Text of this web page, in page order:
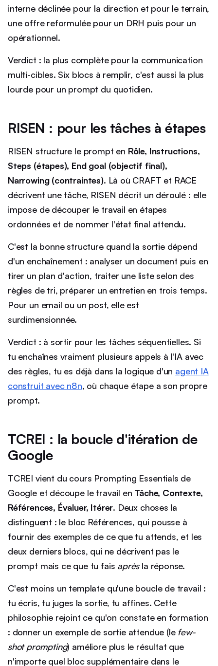
interne déclinée pour la direction et pour le terrain,
une offre reformulée pour un DRH puis pour un
opérationnel.
Verdict : la plus complète pour la communication
multi-cibles. Six blocs à remplir, c'est aussi la plus
lourde pour un prompt du quotidien.
RISEN : pour les tâches à étapes
RISEN structure le prompt en Rôle, Instructions,
Steps (étapes), End goal (objectif final),
Narrowing (contraintes). Là où CRAFT et RACE
décrivent une tâche, RISEN décrit un déroulé : elle
impose de découper le travail en étapes
ordonnées et de nommer l'état final attendu.
C'est la bonne structure quand la sortie dépend
d'un enchaînement : analyser un document puis en
tirer un plan d'action, traiter une liste selon des
règles de tri, préparer un entretien en trois temps.
Pour un email ou un post, elle est
surdimensionnée.
Verdict : à sortir pour les tâches séquentielles. Si
tu enchaînes vraiment plusieurs appels à l'IA avec
des règles, tu es déjà dans la logique d'un agent IA
construit avec n8n, où chaque étape a son propre
prompt.
TCREI : la boucle d'itération de
Google
TCREI vient du cours Prompting Essentials de
Google et découpe le travail en Tâche, Contexte,
Références, Évaluer, Itérer. Deux choses la
distinguent : le bloc Références, qui pousse à
fournir des exemples de ce que tu attends, et les
deux derniers blocs, qui ne décrivent pas le
prompt mais ce que tu fais aprèsla réponse.
C'est moins un template qu'une boucle de travail :
tu écris, tu juges la sortie, tu affines. Cette
philosophie rejoint ce qu'on constate en formation
: donner un exemple de sortie attendue (le few-
shot prompting) améliore plus le résultat que
n'importe quel bloc supplémentaire dans le